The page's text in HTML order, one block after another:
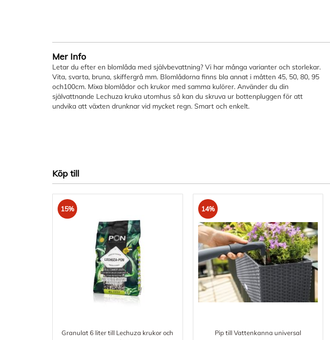
Mer Info
Letar du efter en blomlåda med självbevattning? Vi har många varianter och storlekar.
Vita, svarta, bruna, skiffergrå mm. Blomlådorna finns bla annat i måtten 45, 50, 80, 95
och100cm. Mixa blomlådor och krukor med samma kulörer. Använder du din
självattnande Lechuza kruka utomhus så kan du skruva ur bottenpluggen för att
undvika att växten drunknar vid mycket regn. Smart och enkelt.
Köp till
15%
Granulat 6 liter till Lechuza krukor och
14%
Pip till Vattenkanna universal